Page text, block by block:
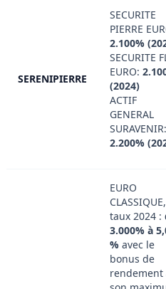
SERENIPIERRE
SECURITE
PIERRE
2.100%
SECURITE
EURO:
(2024)
ACTIF
GENERAL
SURAVENIR:
2.200%
EURO
CLASSIQUE,
taux 2024 :
3.000% à
% avec le
bonus de
rendement